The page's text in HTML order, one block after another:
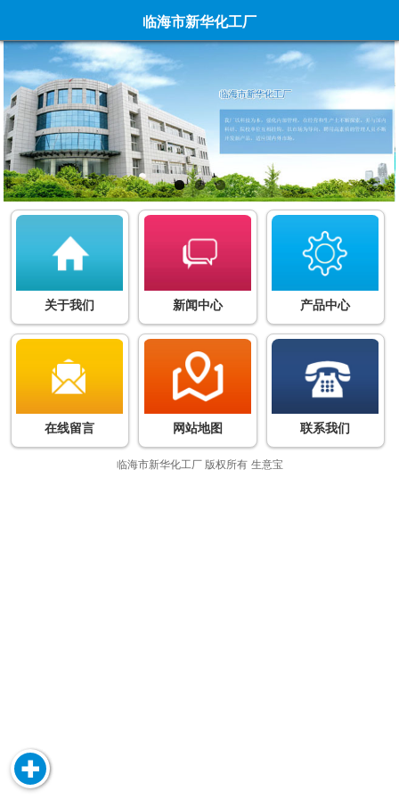
临海市新华化工厂
关于我们 新闻中心 产品中心
在线留言 网站地图 联系我们
临海市新华化工厂版权所有 生意宝